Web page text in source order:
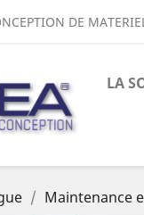
DE
LA
Maintenance